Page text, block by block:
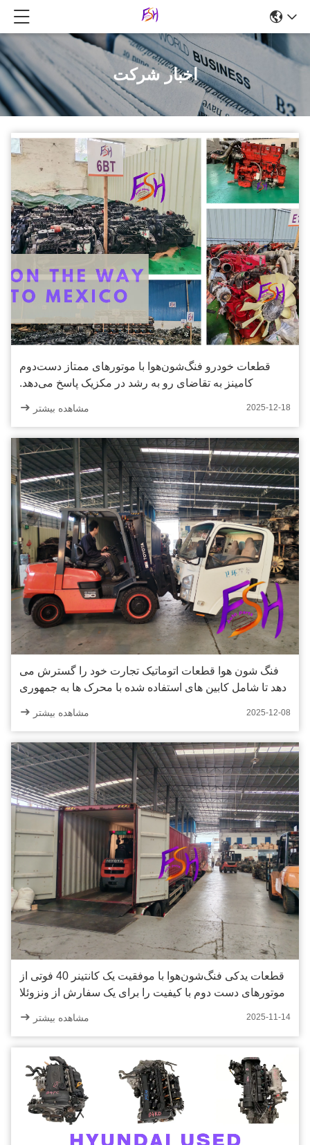
اخبار شرکت
قطعات خودرو فنگ‌شون‌هوا با موتورهای ممتاز دست‌دوم
کامینز به تقاضای رو به رشد در مکزیک پاسخ می‌دهد.
2025-12-18 مشاهده بیشتر
فنگ شون هوا قطعات اتوماتیک تجارت خود را گسترش می
دهد تا شامل کابین های استفاده شده با محرک ها به جمهوری
2025-12-08 مشاهده بیشتر
قطعات یدکی فنگ‌شون‌هوا با موفقیت یک کانتینر 40 فوتی از
موتورهای دست دوم با کیفیت را برای یک سفارش از ونزوئلا
2025-11-14 مشاهده بیشتر